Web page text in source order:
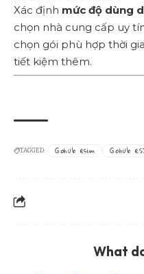
Xác định mức độ dùng
chọn nhà cung cấp uy
chọn gói phù hợp thời
tiết kiệm thêm.
TAGGED: Gohub esim Gohub
What